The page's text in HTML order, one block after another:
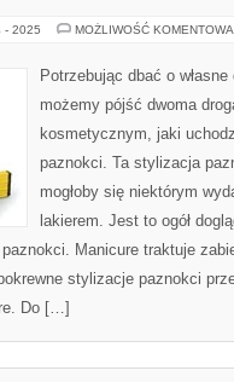
- 2025 MOŻLIWOŚĆ
Potrzebując dbać o
możemy pójść dwoma
kosmetycznym, jaki
paznokci. Ta stylizacja
mogłoby się niektórym
lakierem. Jest to ogół
Manicure traktuje
stylizacje paznokci
Do […]